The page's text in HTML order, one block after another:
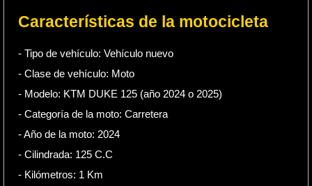
Características de la motocicleta
- Tipo de vehículo: Vehículo nuevo
- Clase de vehículo: Moto
- Modelo: KTM DUKE 125 (año 2024 o 2025)
- Categoría de la moto: Carretera
- Año de la moto: 2024
- Cilindrada: 125 C.C
- Kilómetros: 1 Km